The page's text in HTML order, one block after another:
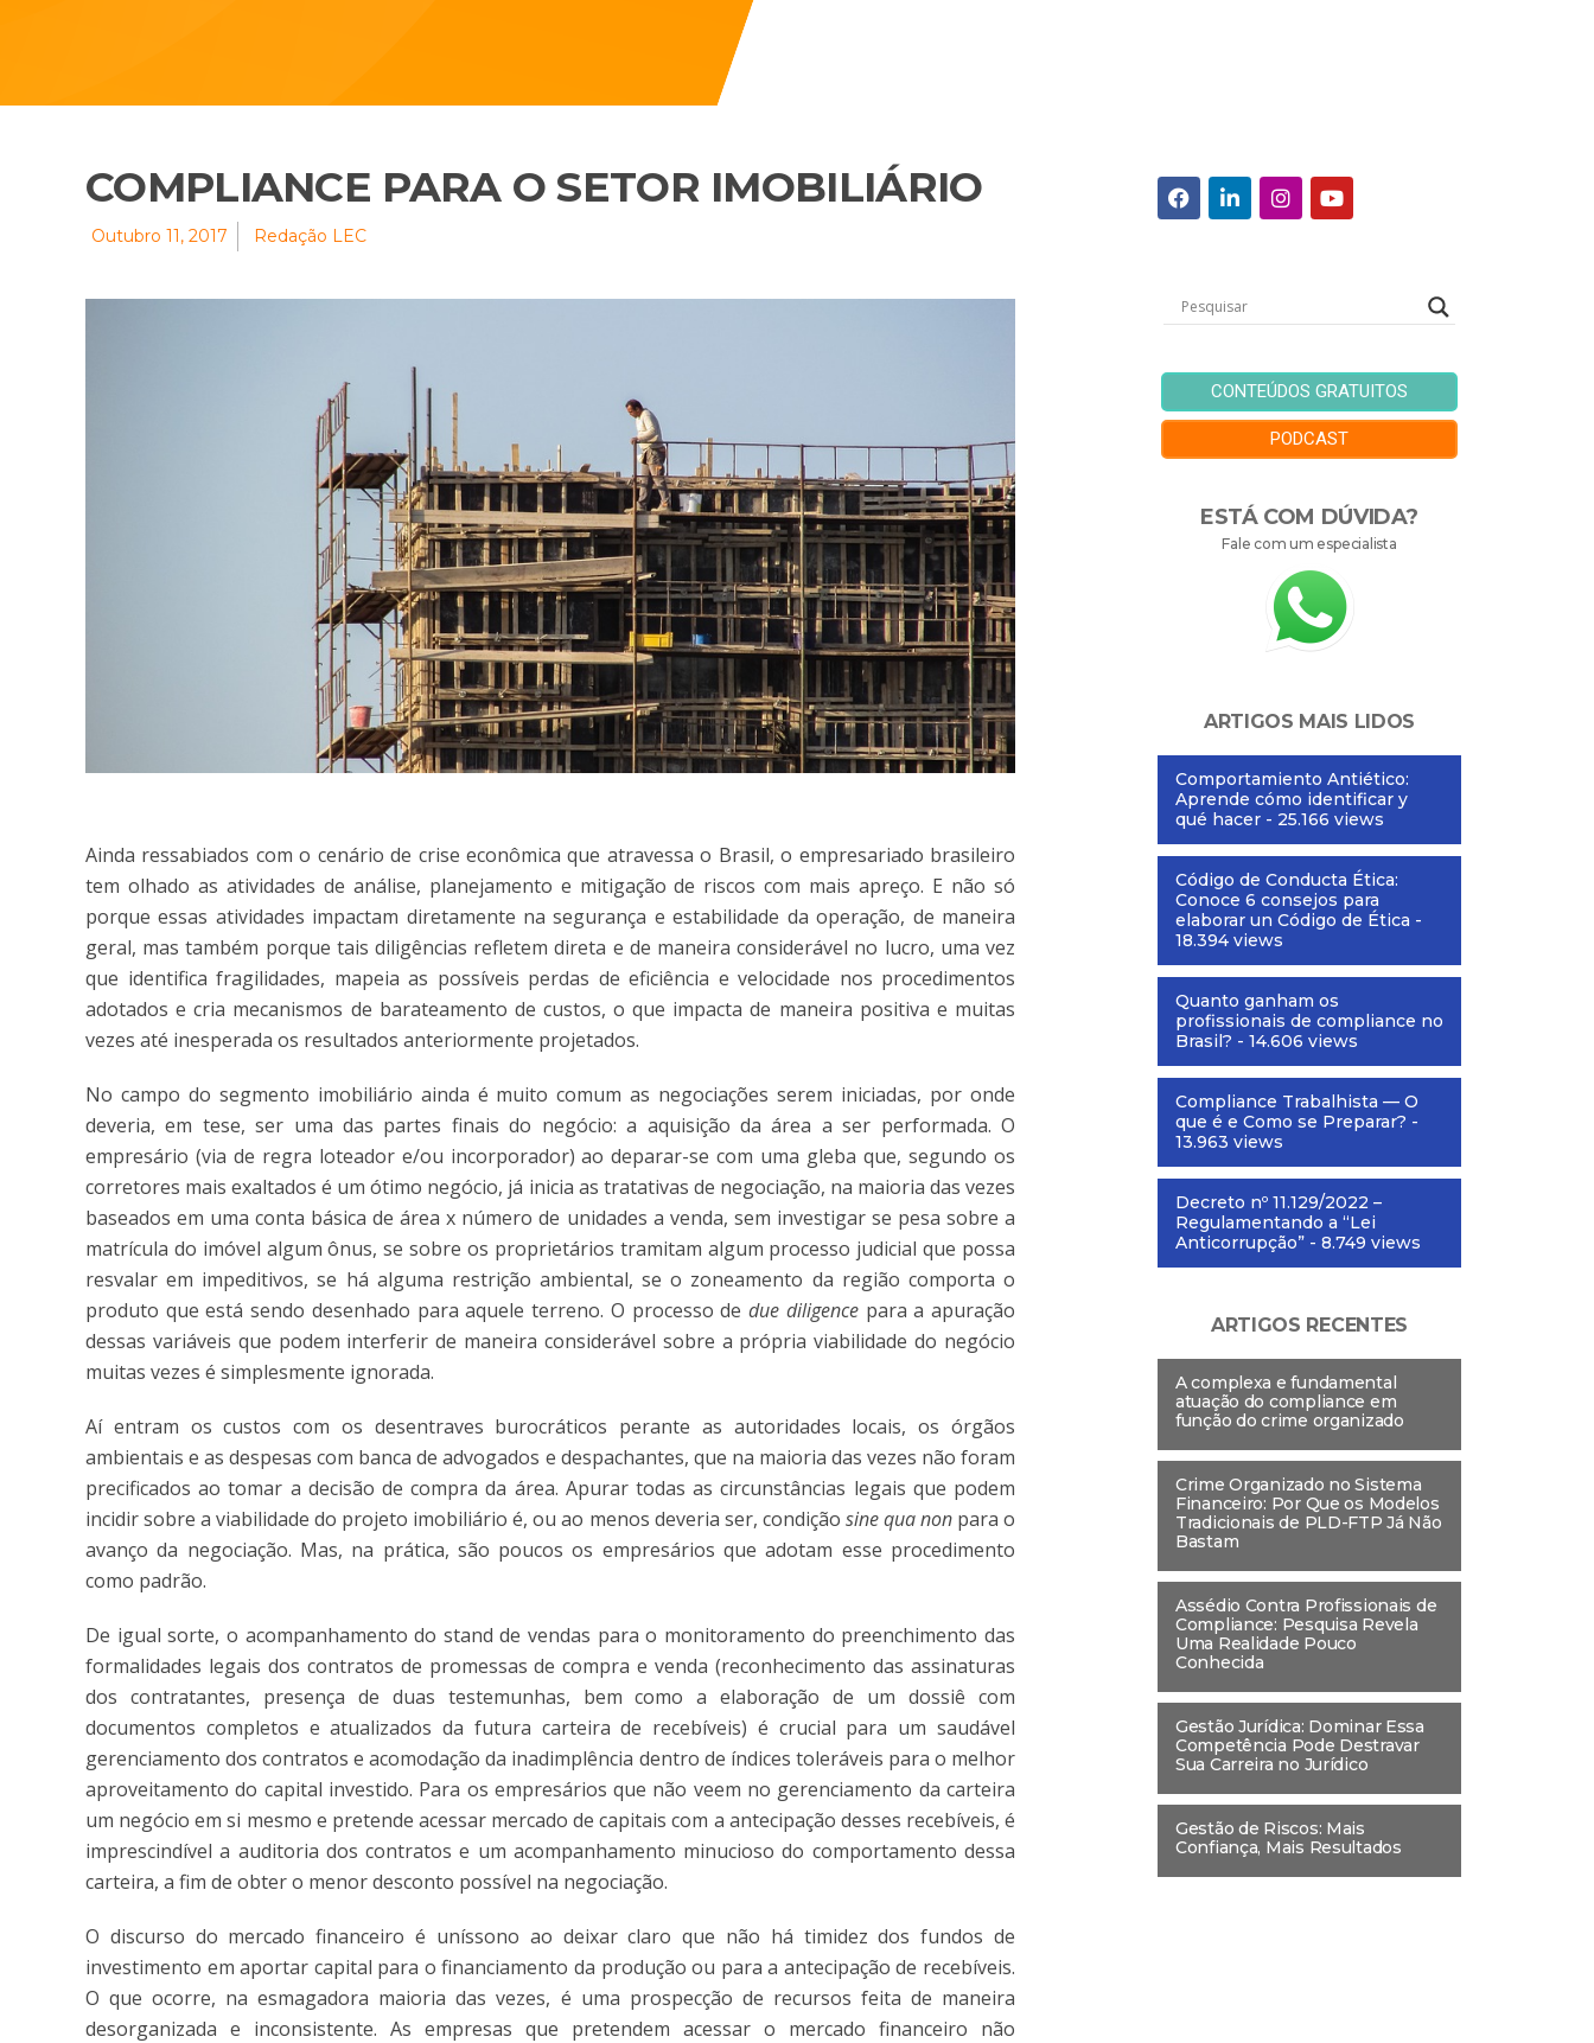
COMPLIANCE PARA O SETOR IMOBILIÁRIO
Outubro 11, 2017 Redação LEC
Ainda ressabiados com o cenário de crise econômica que atravessa o Brasil, o empresariado brasileiro
tem olhado as atividades de análise, planejamento e mitigação de riscos com mais apreço. E não só
porque essas atividades impactam diretamente na segurança e estabilidade da operação, de maneira
geral, mas também porque tais diligências refletem direta e de maneira considerável no lucro, uma vez
que identifica fragilidades, mapeia as possíveis perdas de eficiência e velocidade nos procedimentos
adotados e cria mecanismos de barateamento de custos, o que impacta de maneira positiva e muitas
vezes até inesperada os resultados anteriormente projetados.
No campo do segmento imobiliário ainda é muito comum as negociações serem iniciadas, por onde
deveria, em tese, ser uma das partes finais do negócio: a aquisição da área a ser performada. O
empresário (via de regra loteador e/ou incorporador) ao deparar-se com uma gleba que, segundo os
corretores mais exaltados é um ótimo negócio, já inicia as tratativas de negociação, na maioria das vezes
baseados em uma conta básica de área x número de unidades a venda, sem investigar se pesa sobre a
matrícula do imóvel algum ônus, se sobre os proprietários tramitam algum processo judicial que possa
resvalar em impeditivos, se há alguma restrição ambiental, se o zoneamento da região comporta o
produto que está sendo desenhado para aquele terreno. O processo dedue diligencepara a apuração
dessas variáveis que podem interferir de maneira considerável sobre a própria viabilidade do negócio
muitas vezes é simplesmente ignorada.
Aí entram os custos com os desentraves burocráticos perante as autoridades locais, os órgãos
ambientais e as despesas com banca de advogados e despachantes, que na maioria das vezes não foram
precificados ao tomar a decisão de compra da área. Apurar todas as circunstâncias legais que podem
incidir sobre a viabilidade do projeto imobiliário é, ou ao menos deveria ser, condição sine qua nonpara o
avanço da negociação. Mas, na prática, são poucos os empresários que adotam esse procedimento
como padrão.
De igual sorte, o acompanhamento do stand de vendas para o monitoramento do preenchimento das
formalidades legais dos contratos de promessas de compra e venda (reconhecimento das assinaturas
dos contratantes, presença de duas testemunhas, bem como a elaboração de um dossiê com
documentos completos e atualizados da futura carteira de recebíveis) é crucial para um saudável
gerenciamento dos contratos e acomodação da inadimplência dentro de índices toleráveis para o melhor
aproveitamento do capital investido. Para os empresários que não veem no gerenciamento da carteira
um negócio em si mesmo e pretende acessar mercado de capitais com a antecipação desses recebíveis, é
imprescindível a auditoria dos contratos e um acompanhamento minucioso do comportamento dessa
carteira, a fim de obter o menor desconto possível na negociação.
O discurso do mercado financeiro é uníssono ao deixar claro que não há timidez dos fundos de
investimento em aportar capital para o financiamento da produção ou para a antecipação de recebíveis.
O que ocorre, na esmagadora maioria das vezes, é uma prospecção de recursos feita de maneira
desorganizada e inconsistente. As empresas que pretendem acessar o mercado financeiro não
CONTEÚDOS GRATUITOS
PODCAST
ESTÁ COM DÚVIDA?
Fale com um especialista
ARTIGOS MAIS LIDOS
Comportamiento Antiético:
Aprende cómo identificar y
qué hacer - 25.166 views
Código de Conducta Ética:
Conoce 6 consejos para
elaborar un Código de Ética -
18.394 views
Quanto ganham os
profissionais de compliance no
Brasil? - 14.606 views
Compliance Trabalhista — O
que é e Como se Preparar? -
13.963 views
Decreto nº 11.129/2022 –
Regulamentando a “Lei
Anticorrupção” - 8.749 views
ARTIGOS RECENTES
A complexa e fundamental
atuação do compliance em
função do crime organizado
Crime Organizado no Sistema
Financeiro: Por Que os Modelos
Tradicionais de PLD-FTP Já Não
Bastam
Assédio Contra Profissionais de
Compliance: Pesquisa Revela
Uma Realidade Pouco
Conhecida
Gestão Jurídica: Dominar Essa
Competência Pode Destravar
Sua Carreira no Jurídico
Gestão de Riscos: Mais
Confiança, Mais Resultados